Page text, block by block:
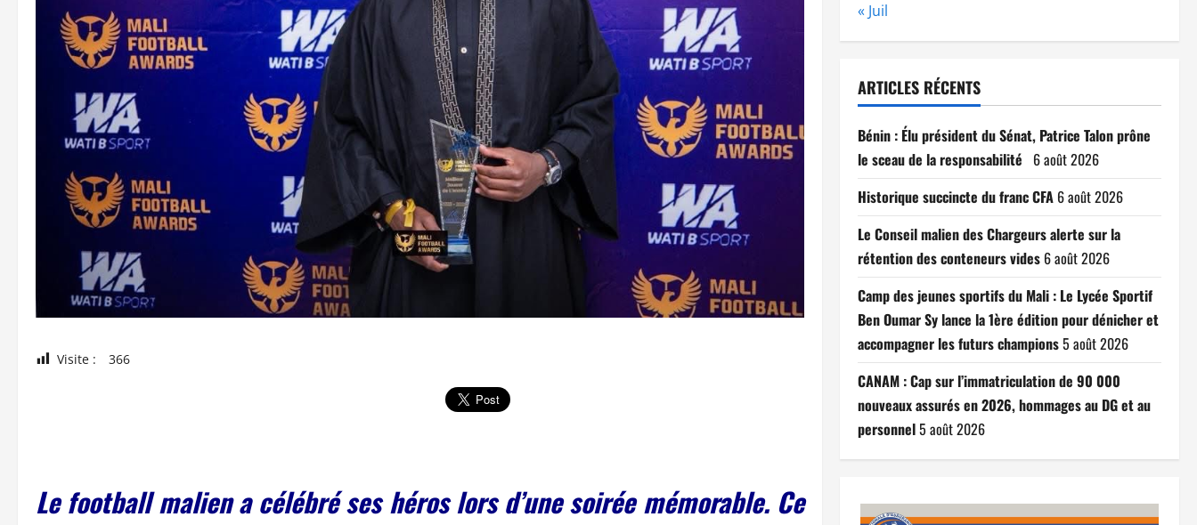
Visite : 366
Le football malien a célébré ses héros lors d’une soirée mémorable. Ce
« Juil
ARTICLES RÉCENTS
Bénin : Élu président du Sénat, Patrice Talon prône
le sceau de la responsabilité 6 août 2026
Historique succincte du franc CFA 6 août 2026
Le Conseil malien des Chargeurs alerte sur la
rétention des conteneurs vides 6 août 2026
Camp des jeunes sportifs du Mali : Le Lycée Sportif
Ben Oumar Sy lance la 1ère édition pour dénicher et
accompagner les futurs champions5 août 2026
CANAM : Cap sur l’immatriculation de 90 000
nouveaux assurés en 2026, hommages au DG et au
personnel5 août 2026